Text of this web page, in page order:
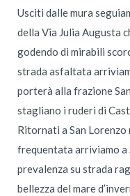
Usciti dalle mura
della Via Julia Augusta
godendo di mirabili
strada asfaltata
porterà alla frazione
stagliano i ruderi di
Ritornati a San Lorenzo
frequentata arriviamo a
prevalenza su strada
bellezza del mare